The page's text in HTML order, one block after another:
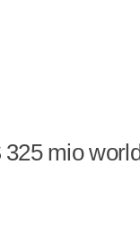
mio